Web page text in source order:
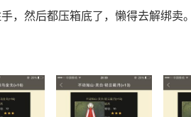
，然后都压箱底了，懒得去解绑